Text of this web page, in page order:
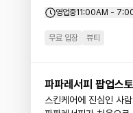
영업중11:00AM -
무료 입장 뷰티
파파레서피 팝업스
스킨케어에 진심인 사